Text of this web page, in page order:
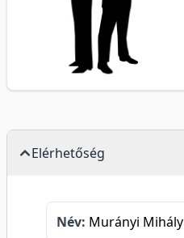
Elérhetőség
Név: Murányi Mihály